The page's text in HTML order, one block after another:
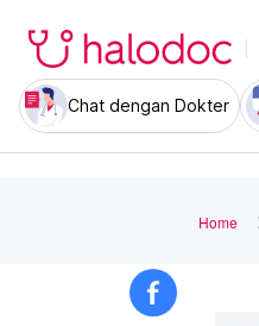
Chat dengan Dokter
Home